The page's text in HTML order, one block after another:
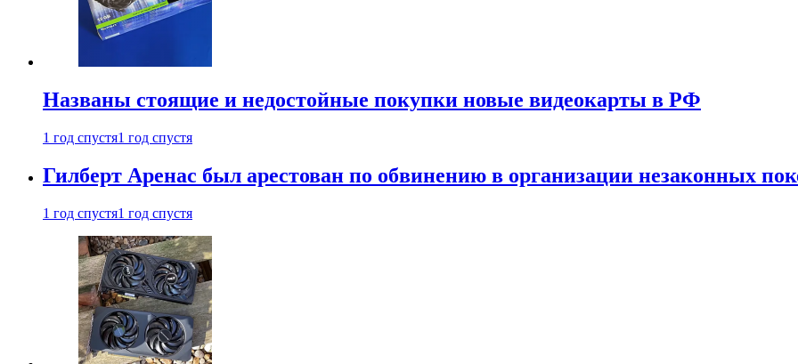
Названы стоящие и недостойные покупки новые видеокарты в РФ
1 год спустя1 год спустя
Гилберт Аренас был арестован по обвинению в организации незаконных
1 год спустя1 год спустя